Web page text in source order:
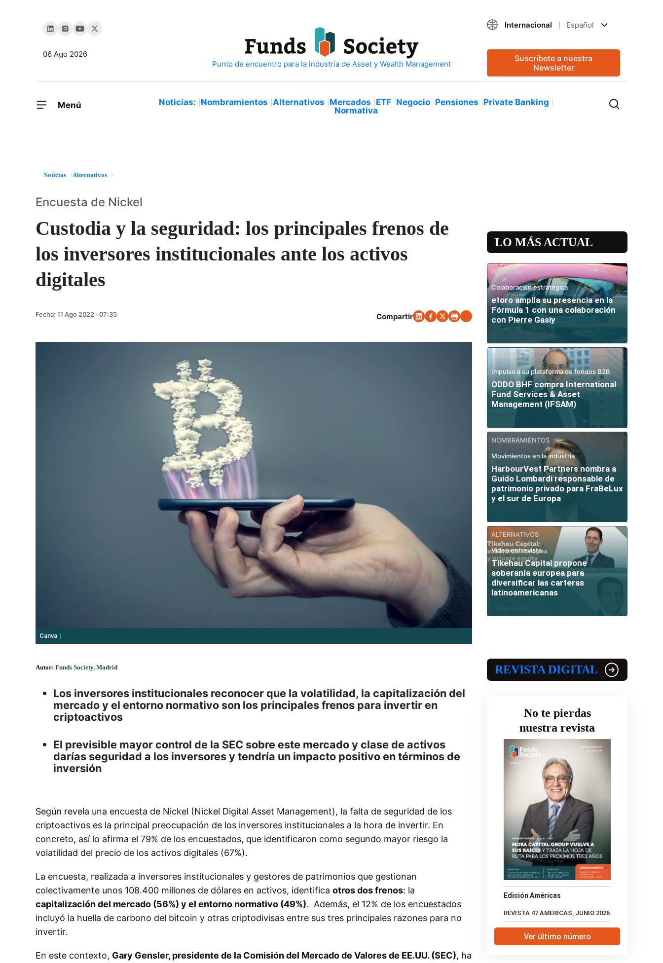
06 Ago 2026
Internacional Español
Suscríbete a nuestra
Newsletter
Menú Noticias: Nombramientos Alternativos Mercados ETF Negocio Pensiones Private Banking
Normativa
Noticias Alternativos
Custodia y la seguridad: los principales frenos de
los inversores institucionales ante los activos
digitales
Encuesta de Nickel
Fecha: 11 Ago 2022 · 07:35 Compartir
Canva
Autor: Funds Society, Madrid
Los inversores institucionales reconocer que la volatilidad, la capitalización del
mercado y el entorno normativo son los principales frenos para invertir en
criptoactivos
El previsible mayor control de la SEC sobre este mercado y clase de activos
darías seguridad a los inversores y tendría un impacto positivo en términos de
inversión
Según revela una encuesta de Nickel (Nickel Digital Asset Management), la falta de seguridad de los
criptoactivos es la principal preocupación de los inversores institucionales a la hora de invertir. En
concreto, así lo afirma el 79% de los encuestados, que identificaron como segundo mayor riesgo la
volatilidad del precio de los activos digitales (67%).
La encuesta, realizada a inversores institucionales y gestores de patrimonios que gestionan
colectivamente unos 108.400 millones de dólares en activos, identifica otros dos frenos: la
capitalización del mercado (56%) y el entorno normativo (49%). Además, el 12% de los encuestados
incluyó la huella de carbono del bitcoin y otras criptodivisas entre sus tres principales razones para no
invertir.
En este contexto, Gary Gensler, presidente de la Comisión del Mercado de Valores de EE.UU. (SEC), ha
LO MÁS ACTUAL
NEGOCIO
Colaboración estratégica
etoro amplía su presencia en la
Fórmula 1 con una colaboración
con Pierre Gasly
NEGOCIO
Impulso a su plataforma de fondos B2B
ODDO BHF compra International
Fund Services & Asset
Management (IFSAM)
NOMBRAMIENTOS
Movimientos en la industria
HarbourVest Partners nombra a
Guido Lombardi responsable de
patrimonio privado para FraBeLux
y el sur de Europa
ALTERNATIVOS
Vídeo entrevista
Tikehau Capital propone
soberanía europea para
diversificar las carteras
latinoamericanas
REVISTA DIGITAL
No te pierdas
nuestra revista
Edición Américas
REVISTA 47 AMERICAS, JUNIO 2026
Ver último número